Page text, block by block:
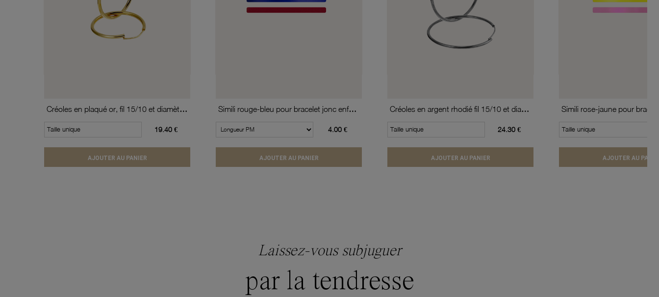
Créoles en plaqué or, fil 15/10 et diamètre 20 mm
Taille unique 19.40 €
AJOUTER AU PANIER
Simili rouge-bleu pour bracelet jonc enfant Méli Versa, 10mm
4.00 €
AJOUTER AU PANIER
Créoles en argent rhodié fil 15/10 et diamètre 40 mm
Taille unique 24.30 €
AJOUTER AU PANIER
Taille unique
AJOUTER AU
Laissez-vous subjuguer
par la tendresse